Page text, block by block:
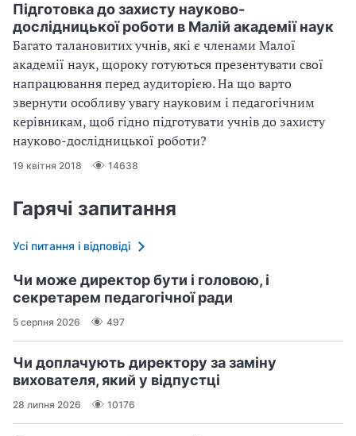
Підготовка до захисту науково-
дослідницької роботи в Малій академії наук
Багато талановитих учнів, які є членами Малої
академії наук, щороку готуються презентувати свої
напрацювання перед аудиторією. На що варто
звернути особливу увагу науковим і педагогічним
керівникам, щоб гідно підготувати учнів до захисту
науково-дослідницької роботи?
19 квітня 2018 14638
Гарячі запитання
Усі питання і відповіді
Чи може директор бути і головою, і
секретарем педагогічної ради
5 серпня 2026 497
Чи доплачують директору за заміну
вихователя, який у відпустці
28 липня 2026 10176